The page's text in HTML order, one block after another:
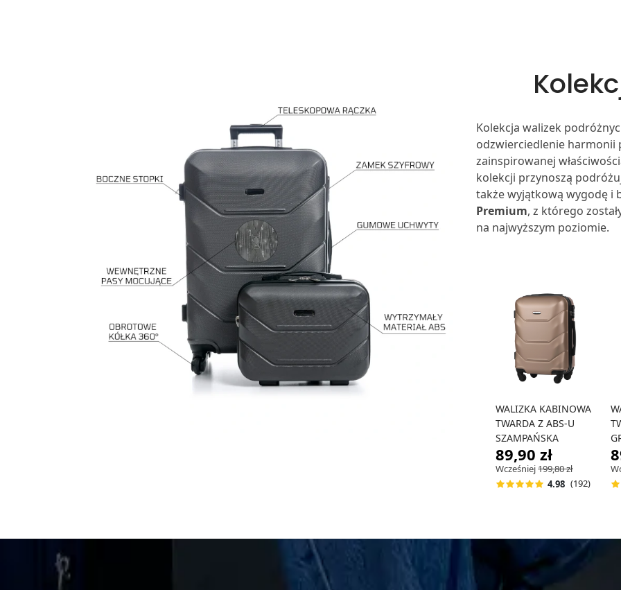
Kolekcja walizek
odzwierciedlenie harmonii
zainspirowanej
kolekcji przynoszą
także wyjątkową wygodę i
Premium, z którego
na najwyższym poziomie.
WALIZKA KABINOWA
TWARDA Z ABS-U
SZAMPAŃSKA
89,90 zł
Wcześniej199,80 zł
-55%
4.98 (192)
-